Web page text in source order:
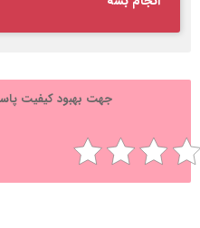
جهت بهبود کیفیت پاسخ‌گویی